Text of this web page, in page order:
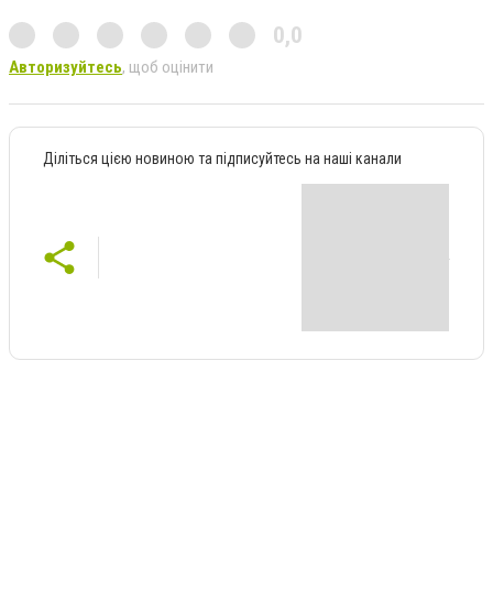
0,0
Авторизуйтесь, щоб оцінити
Діліться цією новиною та підписуйтесь на наші канали